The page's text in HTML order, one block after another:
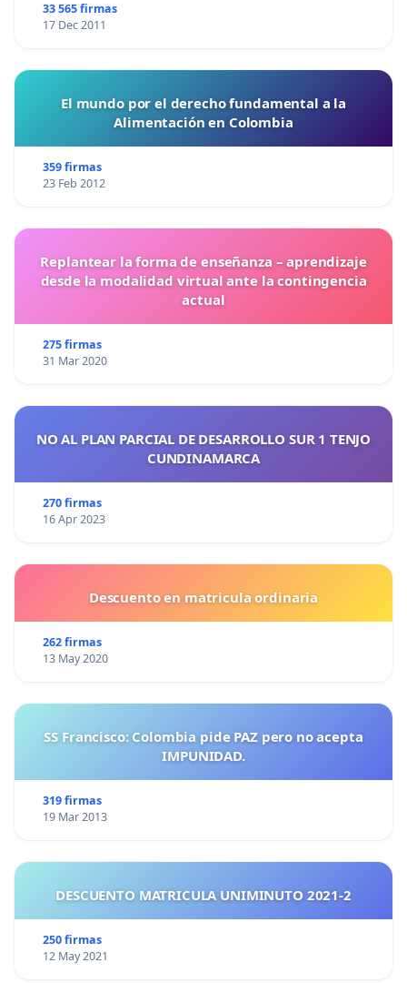
33 565 firmas
17 Dec 2011
El mundo por el derecho fundamental a la
Alimentación en Colombia
359 firmas
23 Feb 2012
Replantear la forma de enseñanza – aprendizaje
desde la modalidad virtual ante la contingencia
actual
275 firmas
31 Mar 2020
NO AL PLAN PARCIAL DE DESARROLLO SUR 1 TENJO
CUNDINAMARCA
270 firmas
16 Apr 2023
Descuento en matricula ordinaria
262 firmas
13 May 2020
SS Francisco: Colombia pide PAZ pero no acepta
IMPUNIDAD.
319 firmas
19 Mar 2013
DESCUENTO MATRICULA UNIMINUTO 2021-2
250 firmas
12 May 2021